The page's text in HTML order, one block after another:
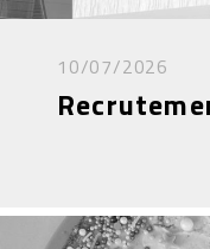
10/07/2026